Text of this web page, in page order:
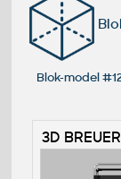
Blok-model
3D